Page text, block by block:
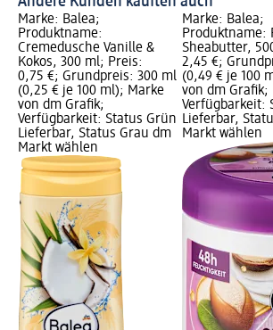
Marke: Balea;
Produktname:
Cremedusche Vanille &
Kokos, 300 ml; Preis:
0,75 €; Grundpreis: 300 ml
(0,25 € je 100 ml); Marke
von dm Grafik;
Verfügbarkeit: Status Grün
Lieferbar, Status Grau dm
Markt wählen
Marke: Balea;
Produktname:
Sheabutter,
2,45 €;
(0,49 € je 100
von dm Grafik;
Verfügbarkeit:
Lieferbar,
Markt wählen